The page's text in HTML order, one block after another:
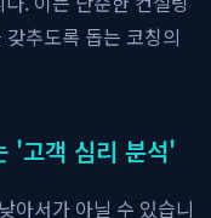
추도록 돕는 코칭의
'고객 심리 분석'
아서가 아닐 수 있습니